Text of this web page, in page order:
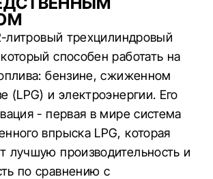
литровый трехцилиндровый
способен работать на
бензине, сжиженном
(LPG) и электроэнергии. Его
- первая в мире система
впрыска LPG, которая
лучшую производительность и
по сравнению с